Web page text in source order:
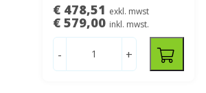
€ 478,51 exkl. mwst
€ 579,00 inkl. mwst.
- +